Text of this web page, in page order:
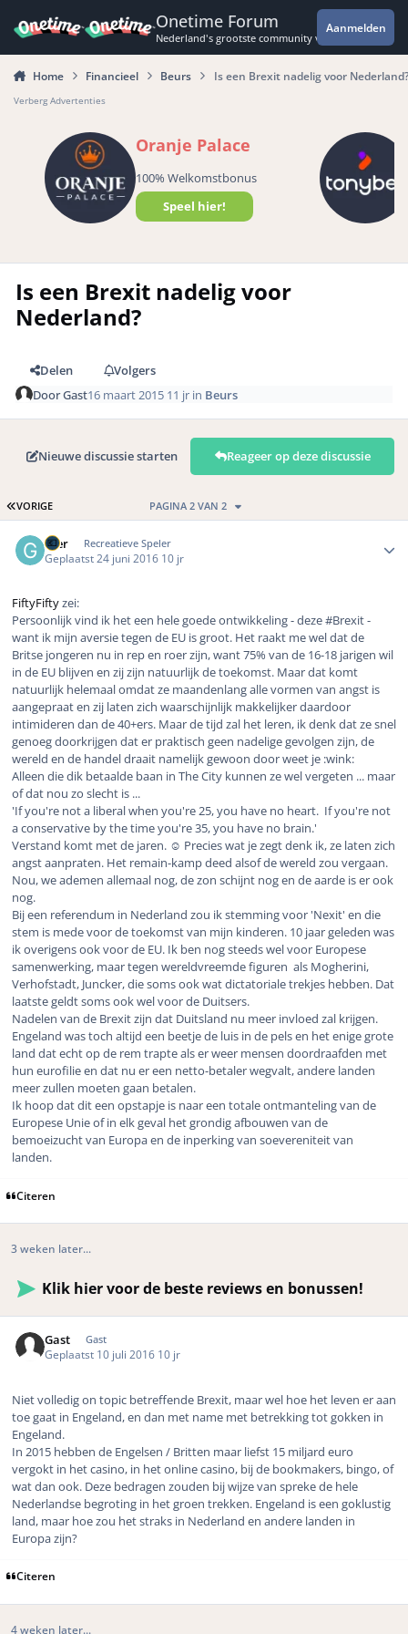
Onetime Forum
Nederland's grootste community voor de
Aanmelden
Home Financieel Beurs Is een Brexit nadelig voor Nederland?
Verberg Advertenties
Oranje Palace
100% Welkomstbonus
Speel hier!
Is een Brexit nadelig voor
Nederland?
Delen
Volgers
DoorGast16 maart 2015 11 jr in Beurs
Nieuwe discussie starten Reageer op deze discussie
EERSTE PAGINA
VORIGE PAGINA 2 VAN 2
Gier Recreatieve Speler
Geplaatst 24 juni 2016 10 jr
FiftyFiftyzei:
Persoonlijk vind ik het een hele goede ontwikkeling - deze #Brexit -
want ik mijn aversie tegen de EU is groot. Het raakt me wel dat de
Britse jongeren nu in rep en roer zijn, want 75% van de 16-18 jarigen wil
in de EU blijven en zij zijn natuurlijk de toekomst. Maar dat komt
natuurlijk helemaal omdat ze maandenlang alle vormen van angst is
aangepraat en zij laten zich waarschijnlijk makkelijker daardoor
intimideren dan de 40+ers. Maar de tijd zal het leren, ik denk dat ze snel
genoeg doorkrijgen dat er praktisch geen nadelige gevolgen zijn, de
wereld en de handel draait namelijk gewoon door weet je :wink:
Alleen die dik betaalde baan in The City kunnen ze wel vergeten ... maar
of dat nou zo slecht is ...
'If you're not a liberal when you're 25, you have no heart. If you're not
a conservative by the time you're 35, you have no brain.'
Verstand komt met de jaren. ☺️ Precies wat je zegt denk ik, ze laten zich
angst aanpraten. Het remain-kamp deed alsof de wereld zou vergaan.
Nou, we ademen allemaal nog, de zon schijnt nog en de aarde is er ook
nog.
Bij een referendum in Nederland zou ik stemming voor 'Nexit' en die
stem is mede voor de toekomst van mijn kinderen. 10 jaar geleden was
ik overigens ook voor de EU. Ik ben nog steeds wel voor Europese
samenwerking, maar tegen wereldvreemde figuren als Mogherini,
Verhofstadt, Juncker, die soms ook wat dictatoriale trekjes hebben. Dat
laatste geldt soms ook wel voor de Duitsers.
Nadelen van de Brexit zijn dat Duitsland nu meer invloed zal krijgen.
Engeland was toch altijd een beetje de luis in de pels en het enige grote
land dat echt op de rem trapte als er weer mensen doordraafden met
hun eurofilie en dat nu er een netto-betaler wegvalt, andere landen
meer zullen moeten gaan betalen.
Ik hoop dat dit een opstapje is naar een totale ontmanteling van de
Europese Unie of in elk geval het grondig afbouwen van de
bemoeizucht van Europa en de inperking van soevereniteit van
landen.
Citeren
3 weken later...
Klik hier voor de beste reviews en bonussen!
Gast Gast
Geplaatst 10 juli 2016 10 jr
Niet volledig on topic betreffende Brexit, maar wel hoe het leven er aan
toe gaat in Engeland, en dan met name met betrekking tot gokken in
Engeland.
In 2015 hebben de Engelsen / Britten maar liefst 15 miljard euro
vergokt in het casino, in het online casino, bij de bookmakers, bingo, of
wat dan ook. Deze bedragen zouden bij wijze van spreke de hele
Nederlandse begroting in het groen trekken. Engeland is een goklustig
land, maar hoe zou het straks in Nederland en andere landen in
Europa zijn?
Citeren
4 weken later...